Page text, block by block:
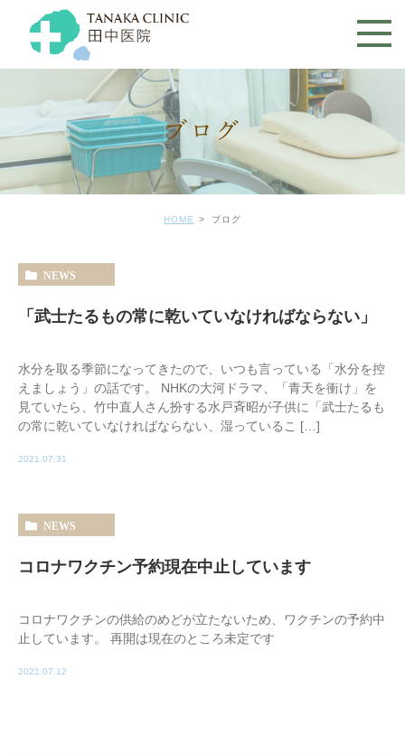
ブログ
HOME ブログ
NEWS
「武士たるもの常に乾いていなければならない」
水分を取る季節になってきたので、いつも言っている「水分を控
えましょう」の話です。 NHKの大河ドラマ、「青天を衝け」を
見ていたら、竹中直人さん扮する水戸斉昭が子供に「武士たるも
の常に乾いていなければならない、湿っているこ […]
2021.07.31
NEWS
コロナワクチン予約現在中止しています
コロナワクチンの供給のめどが立たないため、ワクチンの予約中
止しています。 再開は現在のところ未定です
2021.07.12